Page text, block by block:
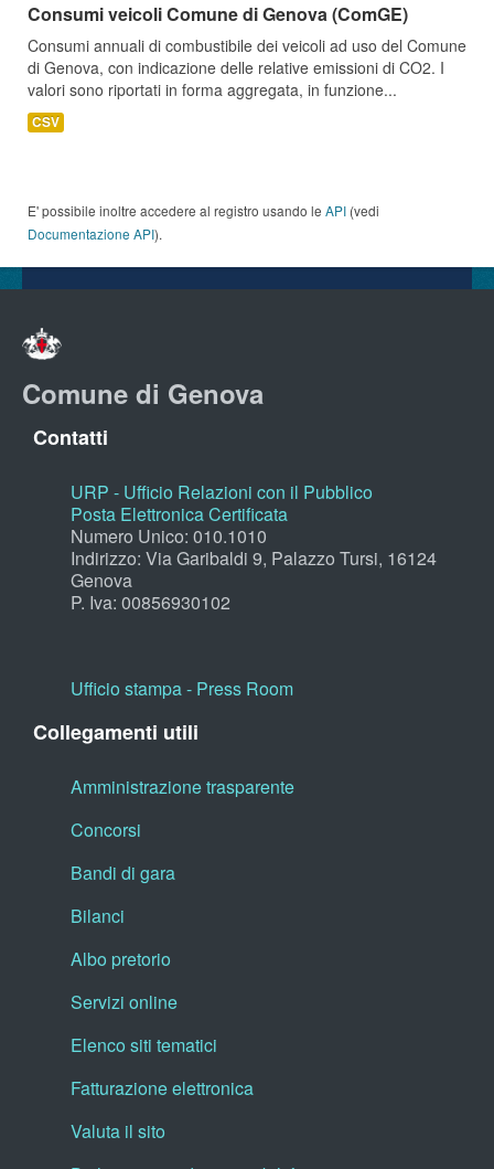
Consumi veicoli Comune di Genova (ComGE)
Consumi annuali di combustibile dei veicoli ad uso del Comune
di Genova, con indicazione delle relative emissioni di CO2. I
valori sono riportati in forma aggregata, in funzione...
CSV
E' possibile inoltre accedere al registro usando le API (vedi
Documentazione API).
Comune di Genova
Contatti
URP - Ufficio Relazioni con il Pubblico
Posta Elettronica Certificata
Numero Unico: 010.1010
Indirizzo: Via Garibaldi 9, Palazzo Tursi, 16124
Genova
P. Iva: 00856930102
Ufficio stampa - Press Room
Collegamenti utili
Amministrazione trasparente
Concorsi
Bandi di gara
Bilanci
Albo pretorio
Servizi online
Elenco siti tematici
Fatturazione elettronica
Valuta il sito